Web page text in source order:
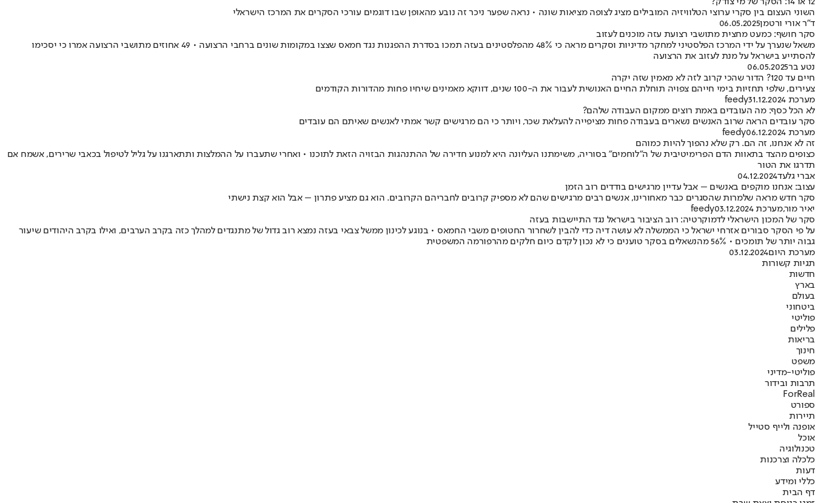
השוני העצום בין סקרי ערוצי הטלוויזיה המובילים מציג לצופה מציאות שונה • נראה שפער ניכר זה נובע מהאופן שבו דוגמים עורכי הסקרים את המרכז הישראלי
ד"ר אורי ורטמן06.05.2025
סקר חושף: כמעט מחצית מתושבי רצועת עזה מוכנים לעזוב
משאל שנערך על ידי המרכז הפלסטיני למחקר מדיניות וסקרים מראה כי 48% מהפלסטינים בעזה תמכו בסדרת ההפגנות נגד חמאס שצצו במקומות שונים ברחבי הרצועה • 49 אחוזים מתושבי הרצועה אמרו כי יסכימו
להסתייע בישראל על מנת לעזוב את הרצועה
נטע בר06.05.2025
חיים עד 120? הדור שהכי קרוב לזה לא מאמין שזה יקרה
צעירים, שלפי תחזיות בימי חייהם צפויה תוחלת החיים האנושית לעבור את ה-100 שנים, דווקא מאמינים שיחיו פחות מהדורות הקודמים
מערכת feedy31.12.2024
לא הכל כסף: מה העובדים באמת רוצים ממקום העבודה שלהם?
סקר עובדים הראה שרוב האנשים נשארים בעבודה פחות מציפייה להעלאת שכר, ויותר כי הם מרגישים קשר אמתי לאנשים שאיתם הם עובדים
מערכת feedy06.12.2024
זה לא אנחנו, זה הם. רק שלא נהפוך להיות כמוהם
כצופים מהצד בתאוות הדם הפרימיטיבית של ה"לוחמים" בסוריה, משימתנו העליונה היא למנוע חדירה של ההתנהגות הבזויה הזאת לתוכנו • ואחרי שתעברו על ההמלצות ותתארגנו על גליל לטיפול בכאבי שרירים, אשמח אם
תדרגו את הטור
אברי גלעד04.12.2024
עצוב: אנחנו מוקפים באנשים – אבל עדיין מרגישים בודדים רוב הזמן
סקר חדש מראה שלמרות שהסגרים כבר מאחורינו, אנשים רבים מרגישים שהם לא מספיק קרובים לחבריהם הקרובים. הוא גם מציע פתרון – אבל הוא קצת נישתי
יאיר מור,מערכת feedy03.12.2024
סקר של המכון הישראלי לדמוקרטיה: רוב הציבור בישראל נגד התיישבות בעזה
על פי הסקר סבורים אזרחי ישראל כי הממשלה לא עושה דיה כדי להבין לשחרור החטופים משבי החמאס • בנוגע לכינון ממשל צבאי בעזה נמצא רוב גדול של מתנגדים למהלך כזה בקרב הערבים, ואילו בקרב היהודים שיעור
גבוה יותר של תומכים • 56% מהנשאלים בסקר טוענים כי לא נכון לקדם כיום חלקים מהרפורמה המשפטית
מערכת היום03.12.2024
תגיות קשורות
חדשות
בארץ
בעולם
ביטחוני
פוליטי
פלילים
בריאות
חינוך
משפט
פוליטי-מדיני
תרבות ובידור
ForReal
ספורט
תיירות
אופנה ולייף סטייל
אוכל
טכנולוגיה
כלכלה וצרכנות
דעות
כללי ומידע
דף הבית